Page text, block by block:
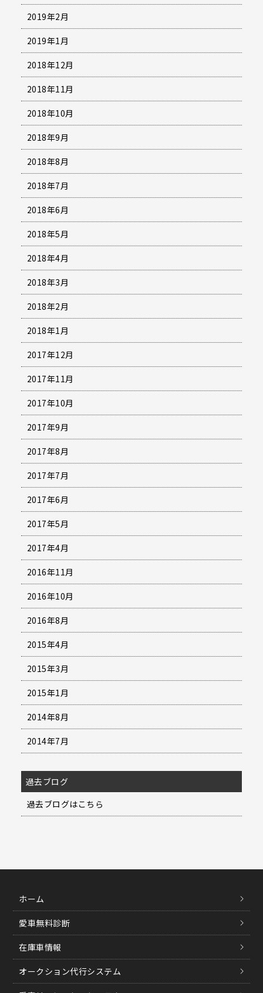
2019年2月
2019年1月
2018年12月
2018年11月
2018年10月
2018年9月
2018年8月
2018年7月
2018年6月
2018年5月
2018年4月
2018年3月
2018年2月
2018年1月
2017年12月
2017年11月
2017年10月
2017年9月
2017年8月
2017年7月
2017年6月
2017年5月
2017年4月
2016年11月
2016年10月
2016年8月
2015年4月
2015年3月
2015年1月
2014年8月
2014年7月
過去ブログ
過去ブログはこちら
ホーム
愛車無料診断
在庫車情報
オークション代行システム